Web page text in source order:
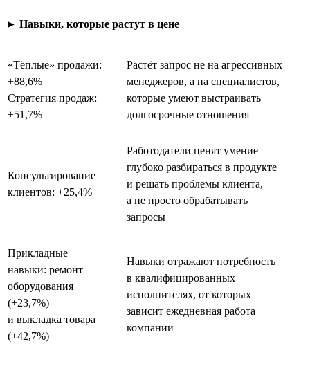
► Навыки, которые растут в цене
«Тёплые» продажи:
+88,6%
Стратегия продаж:
+51,7%
Растёт запрос не на агрессивных
менеджеров, а на специалистов,
которые умеют выстраивать
долгосрочные отношения
Консультирование
клиентов: +25,4%
Работодатели ценят умение
глубоко разбираться в продукте
и решать проблемы клиента,
а не просто обрабатывать
запросы
Прикладные
навыки: ремонт
оборудования
(+23,7%)
и выкладка товара
(+42,7%)
Навыки отражают потребность
в квалифицированных
исполнителях, от которых
зависит ежедневная работа
компании